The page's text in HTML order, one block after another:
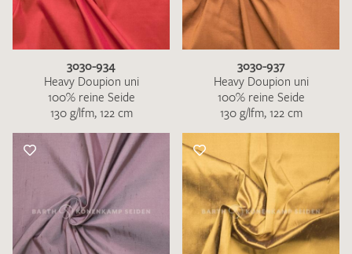
3030-934
Heavy Doupion uni
100% reine Seide
130 g/lfm, 122 cm
3030-937
Heavy Doupion uni
100% reine Seide
130 g/lfm, 122 cm